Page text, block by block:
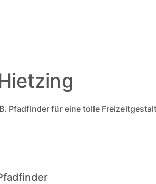
Pfadfinder für eine tolle